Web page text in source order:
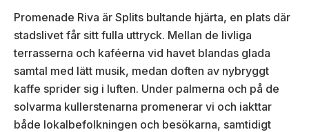
Promenade Riva är Splits bultande hjärta, en plats där
stadslivet får sitt fulla uttryck. Mellan de livliga
terrasserna och kaféerna vid havet blandas glada
samtal med lätt musik, medan doften av nybryggt
kaffe sprider sig i luften. Under palmerna och på de
solvarma kullerstenarna promenerar vi och iakttar
både lokalbefolkningen och besökarna, samtidigt